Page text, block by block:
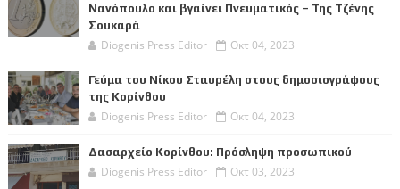
Νανόπουλο και βγαίνει Πνευματικός – Της Τζένης
Σουκαρά
Diogenis Press Editor Οκτ 04, 2023
Γεύμα του Νίκου Σταυρέλη στους δημοσιογράφους
της Κορίνθου
Diogenis Press Editor Οκτ 04, 2023
Δασαρχείο Κορίνθου: Πρόσληψη προσωπικού
Diogenis Press Editor Οκτ 03, 2023